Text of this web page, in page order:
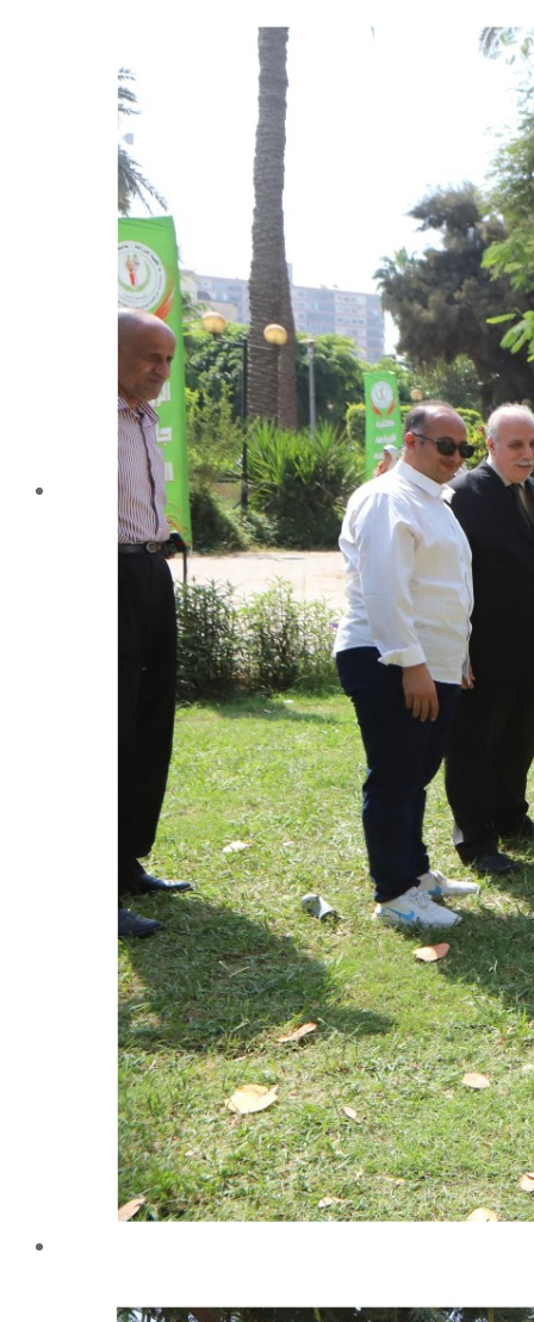
الإدارة
كلمة عميد الكلية
رؤساء الأقسام العلمية
الهيكل التنظيمى
نبذة تاريخية
تاريخ الكلية
الإدارة الحالية
الخطة الإستراتجية و التنفيذية
ميثاق الأخلاقيات
بحوث فى حقوق الملكية الفكرية
إستراتجية التعليم والتعلم
البريد الإلكترونى لإدارات و مراكز الكلية
خريطة الكلية